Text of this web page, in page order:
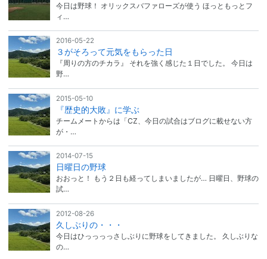
今日は野球！ オリックスバファローズが使う ほっともっとフ
ィ…
2016-05-22
３がそろって元気をもらった日
『周りの方のチカラ』 それを強く感じた１日でした。 今日は
野…
2015-05-10
『歴史的大敗』に学ぶ
チームメートからは「CZ、今日の試合はブログに載せない方
が・…
2014-07-15
日曜日の野球
おおっと！ もう２日も経ってしまいましたが… 日曜日、野球の
試…
2012-08-26
久しぶりの・・・
今日はひっっっっさしぶりに野球をしてきました。 久しぶりな
の…